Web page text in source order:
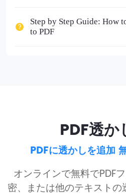
Step by Step Guide: How
to PDF
PDF透か
PDFに透かしを追加
オンラインで無料でPDF
密、または他のテキスト